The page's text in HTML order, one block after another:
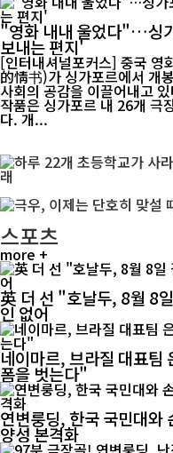
"영화 내내 울었다"…싱
보내는 편지'
[인터내셔널포커스] 중국 영
的情书)가 싱가포르에서 개
사회의 공감을 이끌어내고 있다. 18일 현지 영화업계에 따
작품은 싱가포르 내 26개 극
다. 개...
스포츠
more +
英 더 선 "호날두, 8월 8
인 없어
네이마르, 브라질 대표
폼을 벗는다"
연변룽딩, 한국 국민대
양성 본격화